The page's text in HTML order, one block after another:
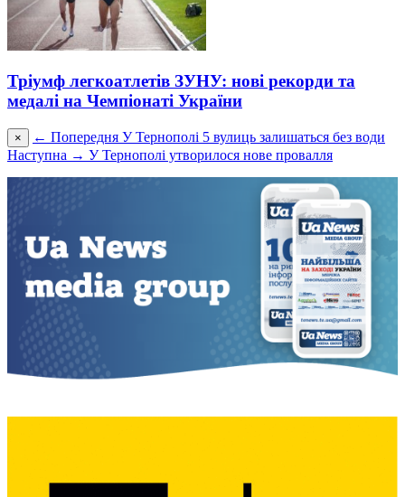
Тріумф легкоатлетів ЗУНУ: нові рекорди та
медалі на Чемпіонаті України
× ← Попередня У Тернополі 5 вулиць залишаться без води
Наступна → У Тернополі утворилося нове провалля